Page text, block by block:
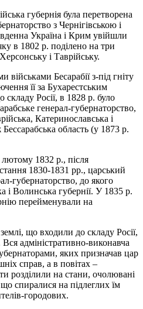
губернія була перетворена
з Чернігівською і
Україна і Крим увійшли
в 1802 р. поділено на три
і Таврійську.
військами Бесарабії з-під гніту
її за Бухарестським
Росії, в 1828 р. було
генерал-губернаторство,
Катеринославська і
область (у 1873 р.
1832 р., після
1830-1831 рр., царський
губернаторство, до якого
і Волинська губернії. У 1835 р.
перейменували на
що входили до складу Росії,
Вся адміністративно-виконавча
яких призначав цар
справ, а в повітах –
розділили на стани, очолювані
спиралися на підлеглих їм
городових.